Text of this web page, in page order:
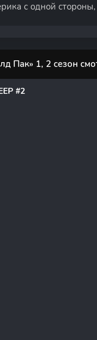
с одной
Пак» 1, 2 сезон
#2